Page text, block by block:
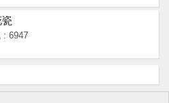
: 6947